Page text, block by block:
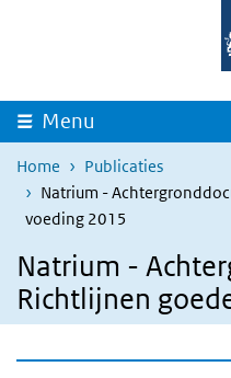
Overslaan en naar de inhoud
Menu
Home
Publicaties
Natrium -
voeding 2015
Natrium -
Richtlijnen